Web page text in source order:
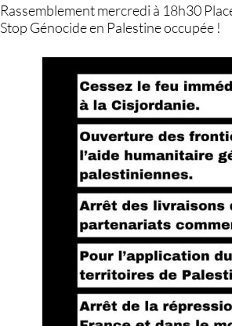
Rassemblement mercredi à 18h30
Stop Génocide en Palestine occupée !